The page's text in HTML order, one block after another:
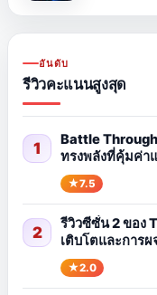
อันดับ
รีวิวคะแนนสูงสุด
1
Battle
ทรงพลังที่คุ้มค่า
7.5
2
รีวิวซีซั่น 2 ของ
เติบโตและการ
2.0